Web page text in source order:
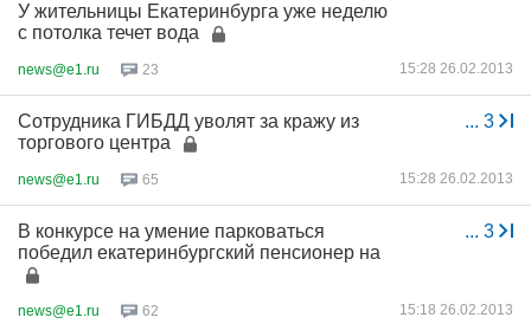
У жительницы Екатеринбурга уже неделю
с потолка течет вода
news@e1.ru 23 15:28 26.02.2013
... 3
Cотрудника ГИБДД уволят за кражу из
торгового центра
news@e1.ru 65 15:28 26.02.2013
... 3
В конкурсе на умение парковаться
победил екатеринбургский пенсионер на
news@e1.ru 62 15:18 26.02.2013